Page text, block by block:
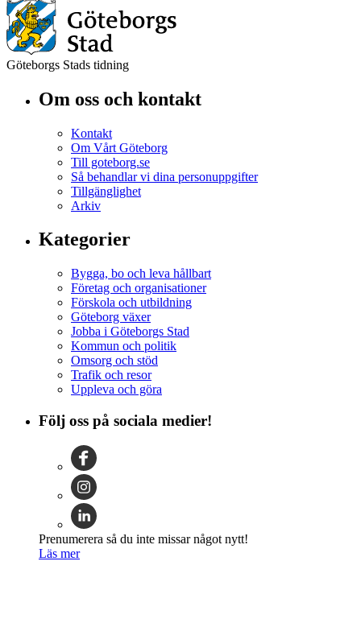
Göteborgs Stads tidning
Om oss och kontakt
Kontakt
Om Vårt Göteborg
Till goteborg.se
Så behandlar vi dina personuppgifter
Tillgänglighet
Arkiv
Kategorier
Bygga, bo och leva hållbart
Företag och organisationer
Förskola och utbildning
Göteborg växer
Jobba i Göteborgs Stad
Kommun och politik
Omsorg och stöd
Trafik och resor
Uppleva och göra
Följ oss på sociala medier!
Prenumerera så du inte missar något nytt!
Läs mer